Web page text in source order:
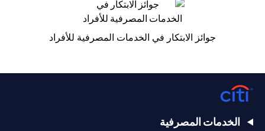
جوائز الابتكار في الخدمات المصرفية للأفراد
الخدمات المصرفية